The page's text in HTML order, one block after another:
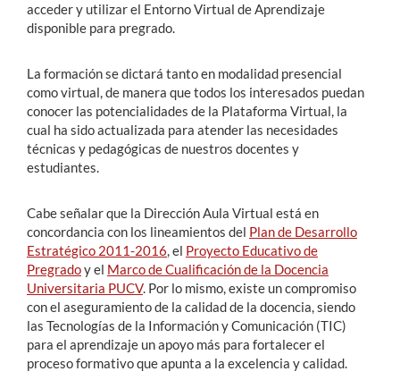
acceder y utilizar el Entorno Virtual de Aprendizaje
disponible para pregrado.
La formación se dictará tanto en modalidad presencial
como virtual, de manera que todos los interesados puedan
conocer las potencialidades de la Plataforma Virtual, la
cual ha sido actualizada para atender las necesidades
técnicas y pedagógicas de nuestros docentes y
estudiantes.
Cabe señalar que la Dirección Aula Virtual está en
concordancia con los lineamientos del Plan de Desarrollo
Estratégico 2011-2016, el Proyecto Educativo de
Pregradoy el Marco de Cualificación de la Docencia
Universitaria PUCV. Por lo mismo, existe un compromiso
con el aseguramiento de la calidad de la docencia, siendo
las Tecnologías de la Información y Comunicación (TIC)
para el aprendizaje un apoyo más para fortalecer el
proceso formativo que apunta a la excelencia y calidad.